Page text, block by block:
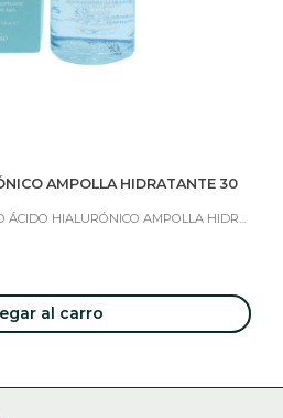
AMPOLLA HIDRATANTE 30
ÁCIDO HIALURÓNICO AMPOLLA HIDR...
al carro